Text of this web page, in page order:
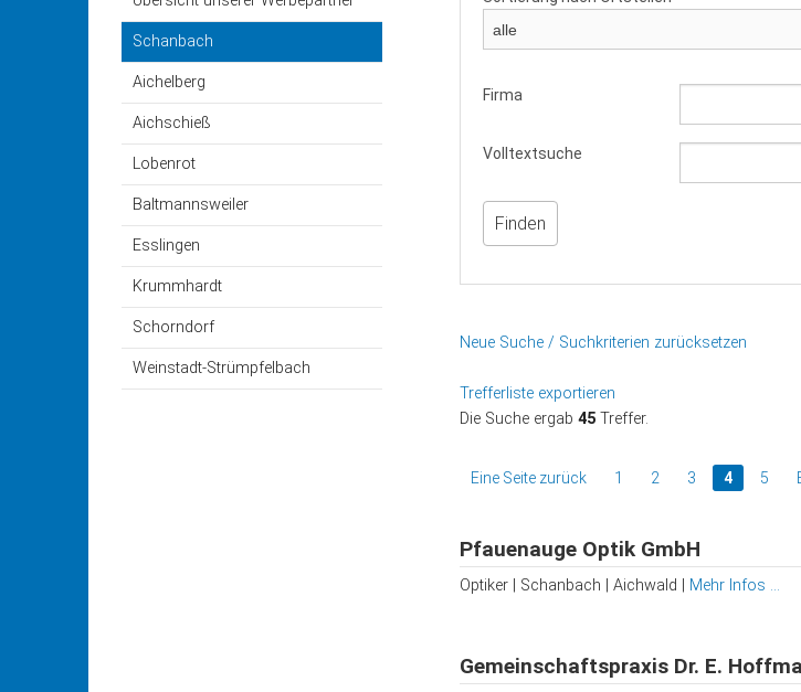
Der Vorstand
Die Fahrer
Satzung
Aichschieß
Krummhardt
Schanbach
Aichelberg
Aichschieß
Lobenrot
Baltmannsweiler
Esslingen
Krummhardt
Schorndorf
Weinstadt-Strümpfelbach
Firma
Volltextsuche
Neue Suche / Suchkriterien zurücksetzen
Trefferliste exportieren
Die Suche ergab 45 Treffer.
Eine Seite zurück 1 2 3 4 5
Pfauenauge Optik GmbH
Optiker | Schanbach | Aichwald | Mehr Infos ...
Gemeinschaftspraxis Dr. E.